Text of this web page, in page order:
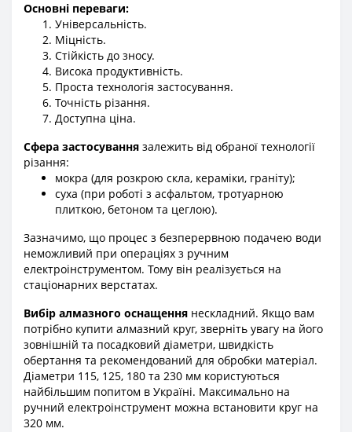
Основні переваги:
Універсальність.
Міцність.
Стійкість до зносу.
Висока продуктивність.
Проста технологія застосування.
Точність різання.
Доступна ціна.
Сфера застосування залежить від обраної технології
різання:
мокра (для розкрою скла, кераміки, граніту);
суха (при роботі з асфальтом, тротуарною
плиткою, бетоном та цеглою).
Зазначимо, що процес з безперервною подачею води
неможливий при операціях з ручним
електроінструментом. Тому він реалізується на
стаціонарних верстатах.
Вибір алмазного оснащення нескладний. Якщо вам
потрібно купити алмазний круг, зверніть увагу на його
зовнішній та посадковий діаметри, швидкість
обертання та рекомендований для обробки матеріал.
Діаметри 115, 125, 180 та 230 мм користуються
найбільшим попитом в Україні. Максимально на
ручний електроінструмент можна встановити круг на
320 мм.